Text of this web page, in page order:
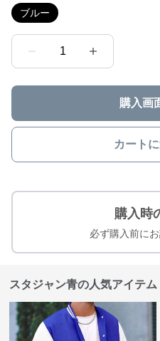
ブルー
1
購入画
カート
購入時
必ず購入前に
スタジャン青の人気アイテム